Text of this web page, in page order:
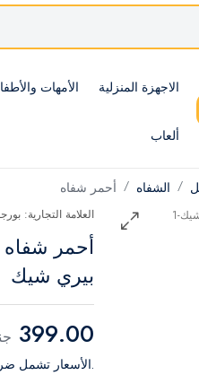
الاجهزة المنزلية الأمهات
ألعاب
الشفاه أحمر شفاه
العلامة التجارية:
بيري شيك
399.00
.الأسعار تشمل